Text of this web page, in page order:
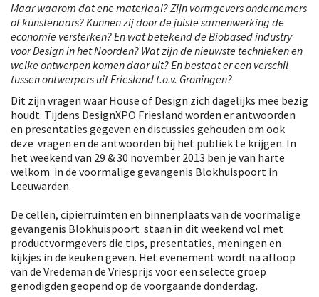
Maar waarom dat ene materiaal? Zijn vormgevers ondernemers
of kunstenaars? Kunnen zij door de juiste samenwerking de
economie versterken? En wat betekend de Biobased industry
voor Design in het Noorden? Wat zijn de nieuwste technieken en
welke ontwerpen komen daar uit? En bestaat er een verschil
tussen ontwerpers uit Friesland t.o.v. Groningen?
Dit zijn vragen waar House of Design zich dagelijks mee bezig
houdt. Tijdens DesignXPO Friesland worden er antwoorden
en presentaties gegeven en discussies gehouden om ook
deze vragen en de antwoorden bij het publiek te krijgen. In
het weekend van 29 & 30 november 2013 ben je van harte
welkom in de voormalige gevangenis Blokhuispoort in
Leeuwarden.
De cellen, cipierruimten en binnenplaats van de voormalige
gevangenis Blokhuispoort staan in dit weekend vol met
productvormgevers die tips, presentaties, meningen en
kijkjes in de keuken geven. Het evenement wordt na afloop
van de Vredeman de Vriesprijs voor een selecte groep
genodigden geopend op de voorgaande donderdag.